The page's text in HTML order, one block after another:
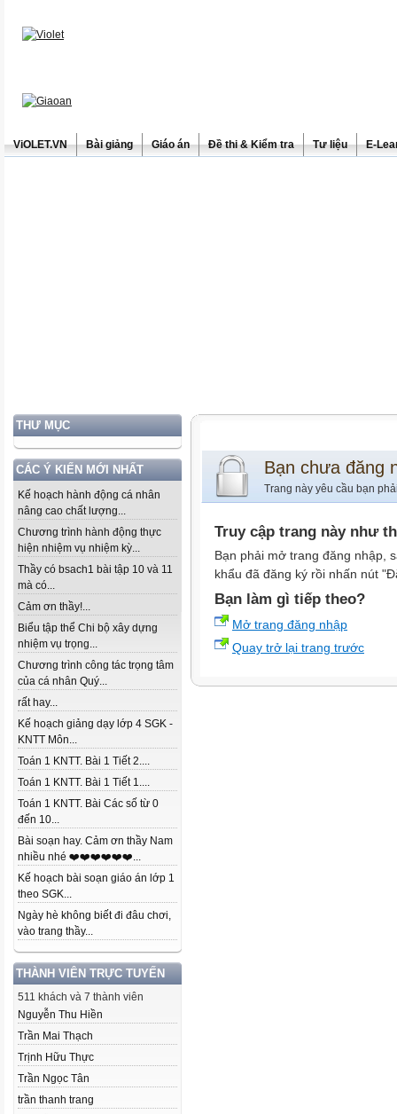
ViOLET.VN Bài giảng Giáo án Đề thi & Kiểm tra Tư liệu E-
THƯ MỤC
CÁC Ý KIẾN MỚI NHẤT
Kế hoạch hành động cá nhân
nâng cao chất lượng...
Chương trình hành động thực
hiện nhiệm vụ nhiệm kỳ...
Thầy có bsach1 bài tập 10 và 11
mà có...
Cảm ơn thầy!...
Biểu tập thể Chi bộ xây dựng
nhiệm vụ trọng...
Chương trình công tác trọng tâm
của cá nhân Quý...
rất hay...
Kế hoạch giảng dạy lớp 4 SGK -
KNTT Môn...
Toán 1 KNTT. Bài 1 Tiết 2....
Toán 1 KNTT. Bài 1 Tiết 1....
Toán 1 KNTT. Bài Các số từ 0
đến 10...
Bài soạn hay. Cảm ơn thầy Nam
nhiều nhé ❤️❤️❤️❤️❤️❤️...
Kế hoạch bài soạn giáo án lớp 1
theo SGK...
Ngày hè không biết đi đâu chơi,
vào trang thầy...
THÀNH VIÊN TRỰC TUYẾN
511 khách và 7 thành viên
Nguyễn Thu Hiền
Trần Mai Thạch
Trịnh Hữu Thực
Trần Ngọc Tân
trần thanh trang
Bạn chưa đăng
Trang này yêu cầu bạn
Truy cập trang này như
Bạn phải mở trang đăng nhập,
khẩu đã đăng ký rồi nhấn nút
Bạn làm gì tiếp theo?
Mở trang đăng nhập
Quay trở lại trang trước